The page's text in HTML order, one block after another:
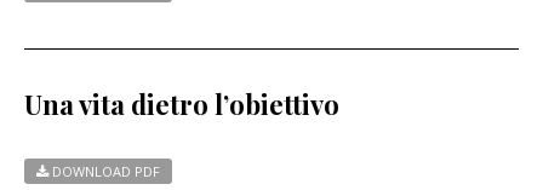
Una vita dietro l’obiettivo
DOWNLOAD PDF